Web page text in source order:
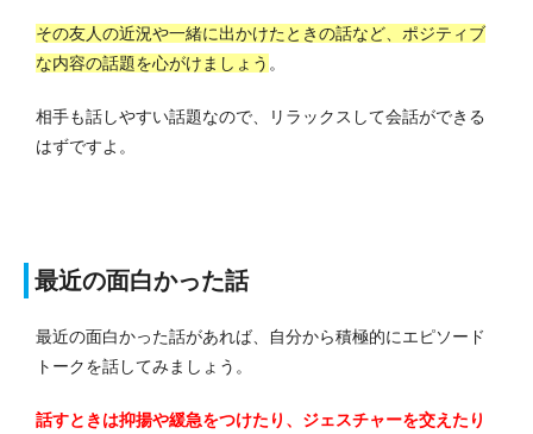
その友人の近況や一緒に出かけたときの話など、ポジティブ
な内容の話題を心がけましょう 。
相手も話しやすい話題なので、リラックスして会話ができる
はずですよ。
最近の面白かった話
最近の面白かった話があれば、自分から積極的にエピソード
トークを話してみましょう。
話すときは抑揚や緩急をつけたり、ジェスチャーを交えたり